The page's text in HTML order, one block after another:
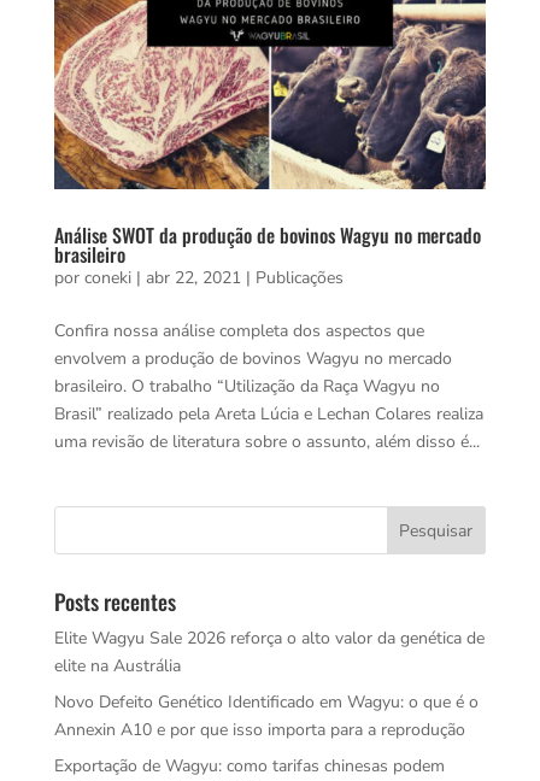
Análise SWOT da produção de bovinos Wagyu no mercado
brasileiro
por coneki| abr 22, 2021| Publicações
Confira nossa análise completa dos aspectos que
envolvem a produção de bovinos Wagyu no mercado
brasileiro. O trabalho “Utilização da Raça Wagyu no
Brasil” realizado pela Areta Lúcia e Lechan Colares realiza
uma revisão de literatura sobre o assunto, além disso é...
Posts recentes
Elite Wagyu Sale 2026 reforça o alto valor da genética de
elite na Austrália
Novo Defeito Genético Identificado em Wagyu: o que é o
Annexin A10 e por que isso importa para a reprodução
Exportação de Wagyu: como tarifas chinesas podem